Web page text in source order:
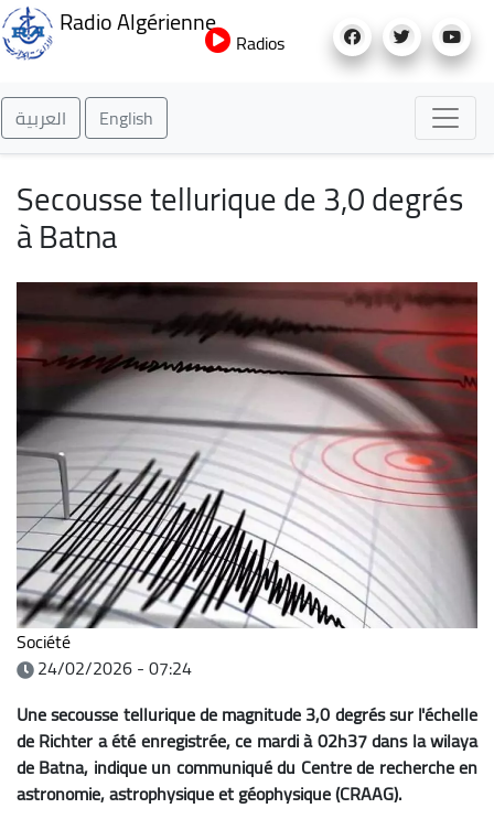
au
Radio Algérienne
Radios
العربية English
Secousse tellurique de 3,0 degrés
à Batna
Société
24/02/2026 - 07:24
Une secousse tellurique de magnitude 3,0 degrés sur l'échelle
de Richter a été enregistrée, ce mardi à 02h37 dans la wilaya
de Batna, indique un communiqué du Centre de recherche en
astronomie, astrophysique et géophysique (CRAAG).